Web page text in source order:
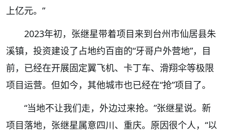
上亿元。”
2023年初，张继星带着项目来到台州市仙居县朱
溪镇，投资建设了占地约百亩的“牙哥户外营地”，目
前，已经在开展固定翼飞机、卡丁车、滑翔伞等极限
项目运营。但如今，其他城市也已经在“抢”项目了。
“当地不让我们走，外边过来抢。”张继星说。新
项目落地，张继星属意四川、重庆。原因很个人，“以